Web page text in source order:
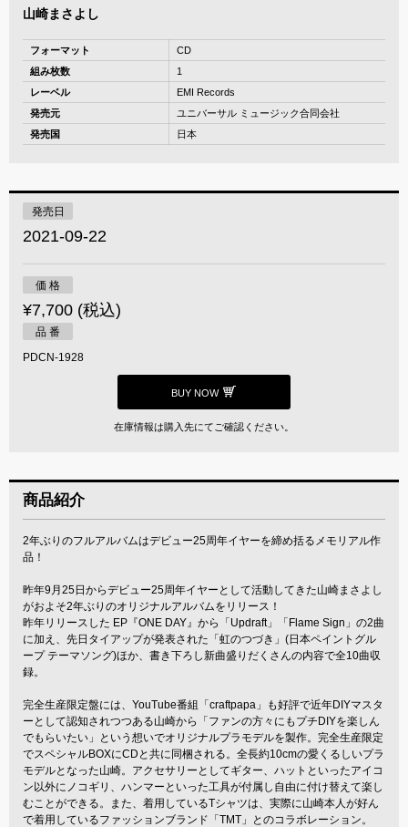
山崎まさよし
フォーマット
CD
組み枚数
1
レーベル
EMI Records
発売元
ユニバーサル ミュージック合同会社
発売国
日本
発売日
2021-09-22
価 格
¥7,700 (税込)
品 番
PDCN-1928
BUY NOW
在庫情報は購入先にてご確認ください。
商品紹介
2年ぶりのフルアルバムはデビュー25周年イヤーを締め括るメモリアル作
品！
昨年9月25日からデビュー25周年イヤーとして活動してきた山崎まさよし
がおよそ2年ぶりのオリジナルアルバムをリリース！
昨年リリースした EP『ONE DAY』から「Updraft」「Flame Sign」の2曲
に加え、先日タイアップが発表された「虹のつづき」(日本ペイントグル
ープ テーマソング)ほか、書き下ろし新曲盛りだくさんの内容で全10曲収
録。
完全生産限定盤には、YouTube番組「craftpapa」も好評で近年DIYマスタ
ーとして認知されつつある山崎から「ファンの方々にもプチDIYを楽しん
でもらいたい」という想いでオリジナルプラモデルを製作。完全生産限定
でスペシャルBOXにCDと共に同梱される。全長約10cmの愛くるしいプラ
モデルとなった山崎。アクセサリーとしてギター、ハットといったアイコ
ン以外にノコギリ、ハンマーといった工具が付属し自由に付け替えて楽し
むことができる。また、着用しているTシャツは、実際に山崎本人が好ん
で着用しているファッションブランド「TMT」とのコラボレーション。